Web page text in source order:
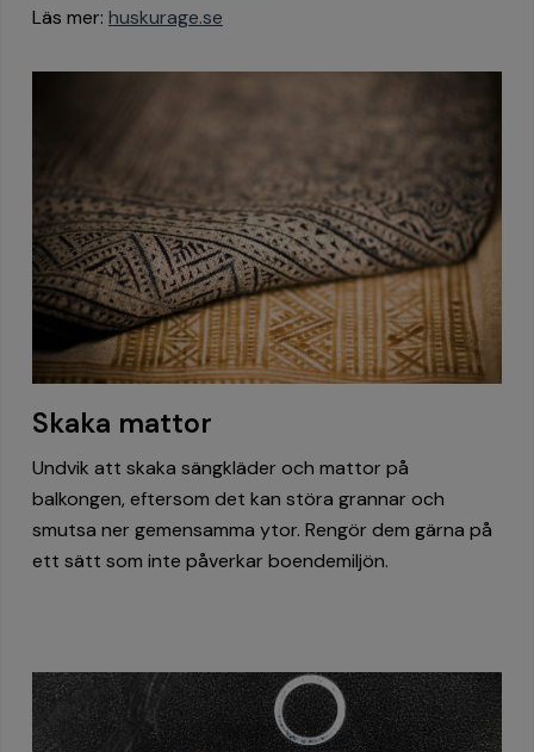
Läs mer: huskurage.se
Skaka mattor
Undvik att skaka sängkläder och mattor på
balkongen, eftersom det kan störa grannar och
smutsa ner gemensamma ytor. Rengör dem gärna på
ett sätt som inte påverkar boendemiljön.